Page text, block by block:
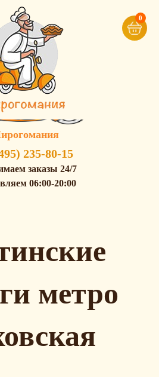
235-80-15
заказы 24/7
06:00-20:00
метро
0